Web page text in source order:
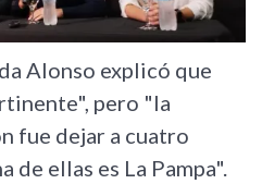
Alonso explicó que
pero "la
fue dejar a cuatro
de ellas es La Pampa".